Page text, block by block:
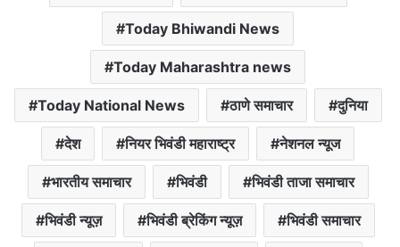
Today Bhiwandi News
Today Maharashtra news
Today National News ठाणे समाचार दुनिया
देश नियर भिवंडी महाराष्ट्र नेशनल न्यूज
भारतीय समाचार भिवंडी भिवंडी ताजा समाचार
भिवंडी न्यूज़ भिवंडी ब्रेकिंग न्यूज़ भिवंडी समाचार